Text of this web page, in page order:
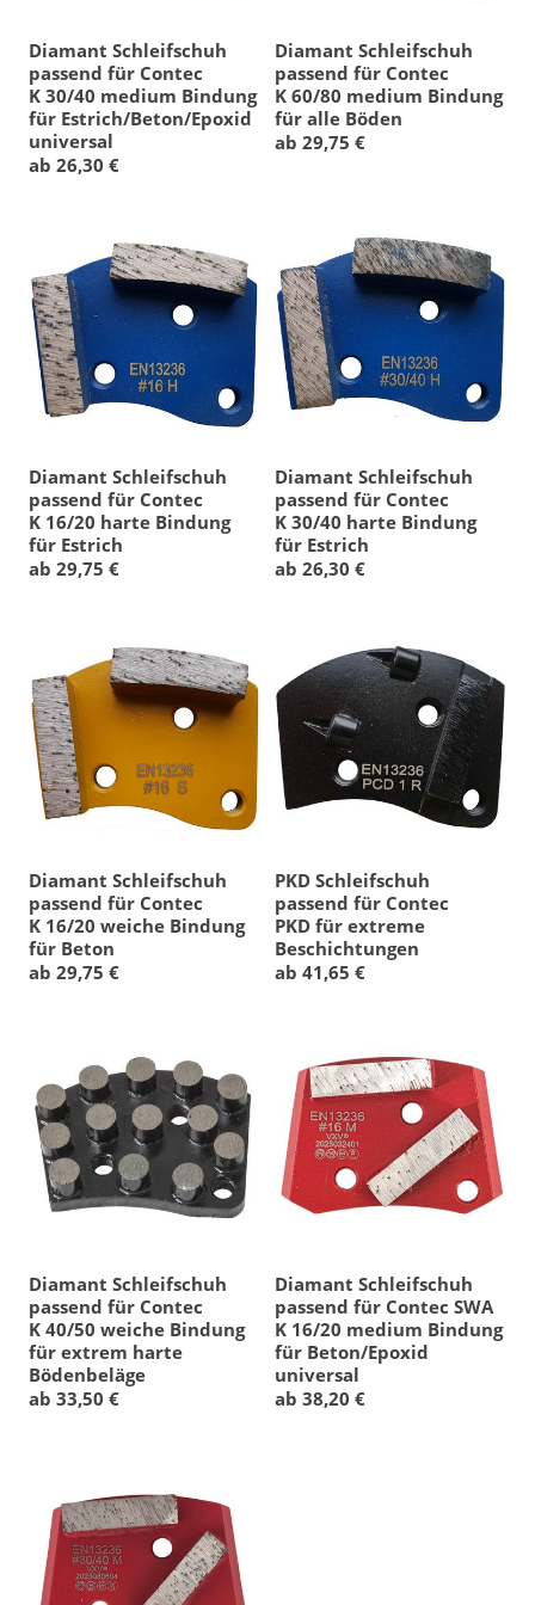
Diamant Schleifschuh
passend für Contec
K 30/40 medium Bindung
für Estrich/Beton/Epoxid
universal
ab 26,30 €
Diamant Schleifschuh
passend für Contec
K 60/80 medium Bindung
für alle Böden
ab 29,75 €
Diamant Schleifschuh
passend für Contec
K 16/20 harte Bindung
für Estrich
ab 29,75 €
Diamant Schleifschuh
passend für Contec
K 30/40 harte Bindung
für Estrich
ab 26,30 €
Diamant Schleifschuh
passend für Contec
K 16/20 weiche Bindung
für Beton
ab 29,75 €
PKD Schleifschuh
passend für Contec
PKD für extreme
Beschichtungen
ab 41,65 €
Diamant Schleifschuh
passend für Contec
K 40/50 weiche Bindung
für extrem harte
Bödenbeläge
ab 33,50 €
Diamant Schleifschuh
passend für Contec SWA
K 16/20 medium Bindung
für Beton/Epoxid
universal
ab 38,20 €